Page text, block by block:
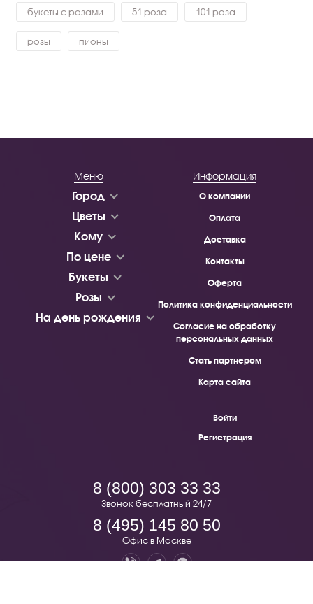
букеты с розами 51 роза 101 роза
розы пионы
Меню
Город
Цветы
Кому
По цене
Букеты
Розы
На день рождения
Информация
О компании
Оплата
Доставка
Контакты
Оферта
Политика конфиденциальности
Согласие на обработку
персональных данных
Стать партнером
Карта сайта
Войти
Регистрация
8 (800) 303 33 33
Звонок бесплатный 24/7
8 (495) 145 80 50
Офис в Москве